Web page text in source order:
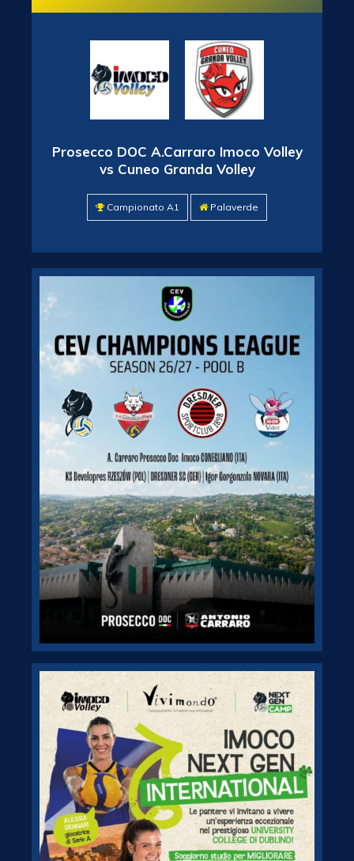
Prosecco DOC A.Carraro Imoco Volley
vs Cuneo Granda Volley
Campionato A1 Palaverde